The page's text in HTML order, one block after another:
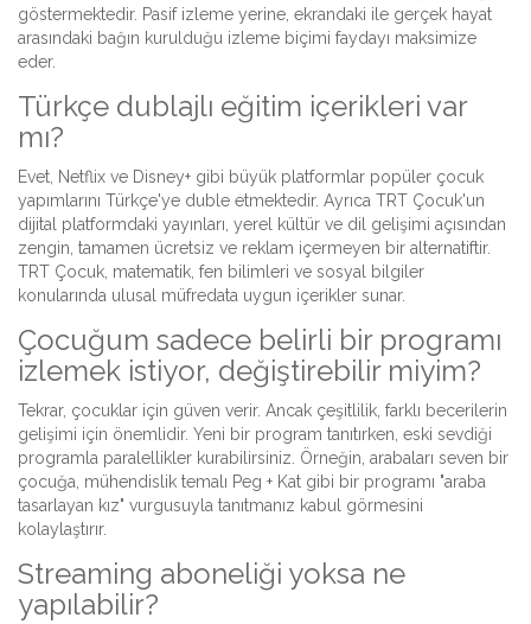
göstermektedir. Pasif izleme yerine, ekrandaki ile gerçek hayat
arasındaki bağın kurulduğu izleme biçimi faydayı maksimize
eder.
Türkçe dublajlı eğitim içerikleri var
mı?
Evet, Netflix ve Disney+ gibi büyük platformlar popüler çocuk
yapımlarını Türkçe'ye duble etmektedir. Ayrıca TRT Çocuk'un
dijital platformdaki yayınları, yerel kültür ve dil gelişimi açısından
zengin, tamamen ücretsiz ve reklam içermeyen bir alternatiftir.
TRT Çocuk, matematik, fen bilimleri ve sosyal bilgiler
konularında ulusal müfredata uygun içerikler sunar.
Çocuğum sadece belirli bir programı
izlemek istiyor, değiştirebilir miyim?
Tekrar, çocuklar için güven verir. Ancak çeşitlilik, farklı becerilerin
gelişimi için önemlidir. Yeni bir program tanıtırken, eski sevdiği
programla paralellikler kurabilirsiniz. Örneğin, arabaları seven bir
çocuğa, mühendislik temalı Peg + Kat gibi bir programı "araba
tasarlayan kız" vurgusuyla tanıtmanız kabul görmesini
kolaylaştırır.
Streaming aboneliği yoksa ne
yapılabilir?